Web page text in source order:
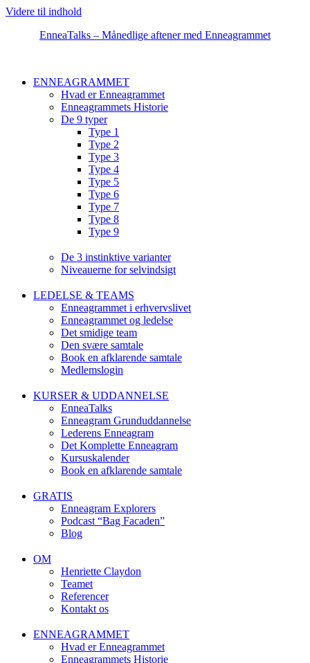
Videre til indhold
EnneaTalks – Månedlige aftener med Enneagrammet
ENNEAGRAMMET
Hvad er Enneagrammet
Enneagrammets Historie
De 9 typer
Type 1
Type 2
Type 3
Type 4
Type 5
Type 6
Type 7
Type 8
Type 9
De 3 instinktive varianter
Niveauerne for selvindsigt
LEDELSE & TEAMS
Enneagrammet i erhvervslivet
Enneagrammet og ledelse
Det smidige team
Den svære samtale
Book en afklarende samtale
Medlemslogin
KURSER & UDDANNELSE
EnneaTalks
Enneagram Grunduddannelse
Lederens Enneagram
Det Komplette Enneagram
Kursuskalender
Book en afklarende samtale
GRATIS
Enneagram Explorers
Podcast “Bag Facaden”
Blog
OM
Henriette Claydon
Teamet
Referencer
Kontakt os
ENNEAGRAMMET
Hvad er Enneagrammet
Enneagrammets Historie